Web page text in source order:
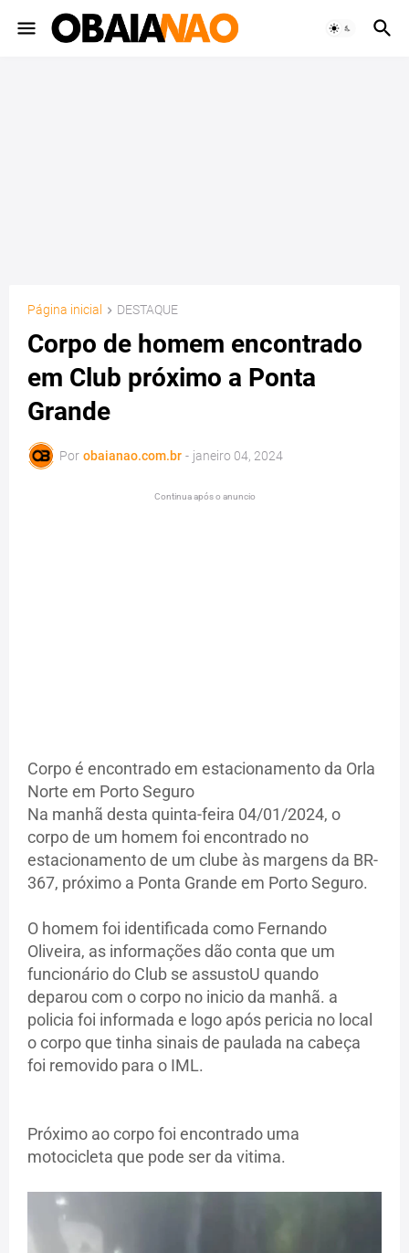
Página inicial DESTAQUE
Corpo de homem encontrado
em Club próximo a Ponta
Grande
Por obaianao.com.br - janeiro 04, 2024
Continua após o anuncio
Corpo é encontrado em estacionamento da Orla
Norte em Porto Seguro
Na manhã desta quinta-feira 04/01/2024, o
corpo de um homem foi encontrado no
estacionamento de um clube às margens da BR-
367, próximo a Ponta Grande em Porto Seguro.
O homem foi identificada como Fernando
Oliveira, as informações dão conta que um
funcionário do Club se assustoU quando
deparou com o corpo no inicio da manhã. a
policia foi informada e logo após pericia no local
o corpo que tinha sinais de paulada na cabeça
foi removido para o IML.
Próximo ao corpo foi encontrado uma
motocicleta que pode ser da vitima.